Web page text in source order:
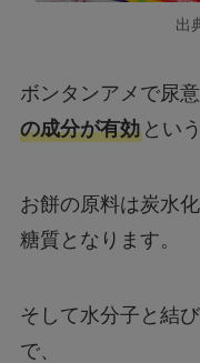
出
ボンタンアメで尿
の成分が有効とい
お餅の原料は炭水
糖質となります。
そして水分子と結
で、